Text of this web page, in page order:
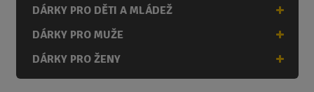
DÁRKY PRO DĚTI A MLÁDEŽ
DÁRKY PRO MUŽE
DÁRKY PRO ŽENY